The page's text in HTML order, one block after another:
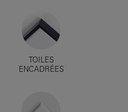
TOILES
ENCADRÉES